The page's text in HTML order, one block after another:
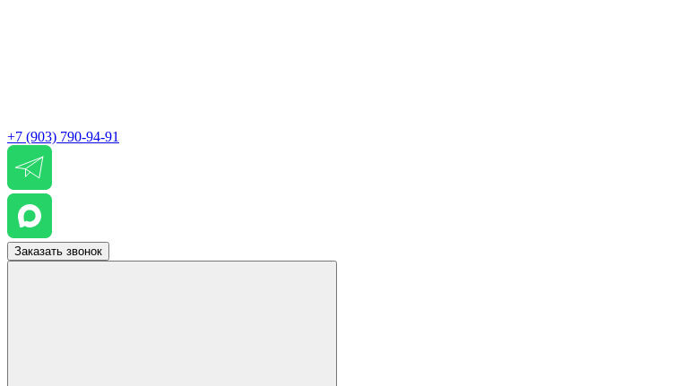
+7 (903) 790-94-91
Заказать звонок